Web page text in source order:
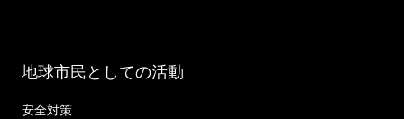
地球市民としての活動
安全対策